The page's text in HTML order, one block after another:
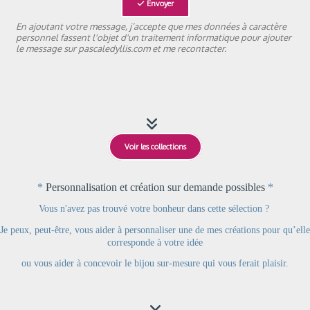
Envoyer
En ajoutant votre message, j’accepte que mes données à caractère
personnel fassent l'objet d'un traitement informatique pour ajouter
le message sur pascaledyllis.com et me recontacter.

Voir les collections
* Personnalisation et création sur demande possibles *
Vous n'avez pas trouvé votre bonheur dans cette sélection ?
Je peux, peut-être, vous aider à personnaliser une de mes créations pour qu’elle
corresponde à votre idée
ou vous aider à concevoir le bijou sur-mesure qui vous ferait plaisir.